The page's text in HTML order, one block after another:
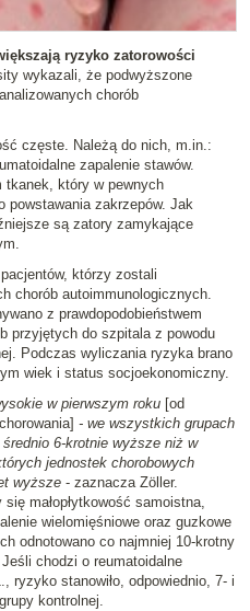
ryzyko zatorowości
wykazali, że podwyższone
chorób
częste. Należą do nich, m.in.:
zapalenie stawów.
tkanek, który w pewnych
powstawania zakrzepów. Jak
są zatory zamykające
którzy zostali
chorób autoimmunologicznych.
z prawdopodobieństwem
przyjętych do szpitala z powodu
Podczas wyliczania ryzyka brano
wiek i status socjoekonomiczny.
w pierwszym roku [od
- we wszystkich grupach
6-krotnie wyższe niż w
jednostek chorobowych
wyższe - zaznacza Zöller.
małopłytkowość samoistna,
wielomięśniowe oraz guzkowe
odnotowano co najmniej 10-krotny
chodzi o reumatoidalne
ryzyko stanowiło, odpowiednio, 7- i
kontrolnej.